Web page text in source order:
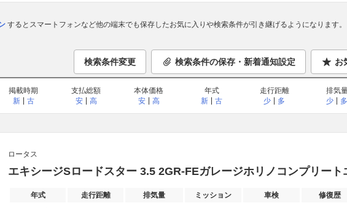
するとスマートフォンなど他の端末でも保存したお気に入りや検索条件が引き継げるようになります。
検索条件変更 検索条件の保存・新着通知設定 お
掲載時期
新
古
支払総額
安
高
本体価格
安
高
年式
新
古
走行距離
少
多
排気
少
多
ロータス
エキシージSロードスター 3.5 2GR-FEガレージホリノコンプリート
年式 走行距離 排気量 ミッション 車検 修復歴